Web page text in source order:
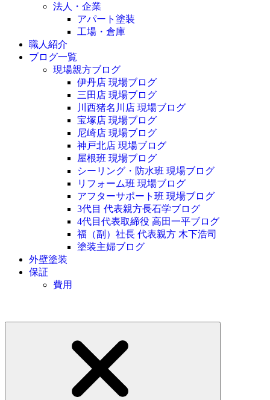
法人・企業
アパート塗装
工場・倉庫
職人紹介
ブログ一覧
現場親方ブログ
伊丹店 現場ブログ
三田店 現場ブログ
川西猪名川店 現場ブログ
宝塚店 現場ブログ
尼崎店 現場ブログ
神戸北店 現場ブログ
屋根班 現場ブログ
シーリング・防水班 現場ブログ
リフォーム班 現場ブログ
アフターサポート班 現場ブログ
3代目 代表親方長石学ブログ
4代目代表取締役 高田一平ブログ
福（副）社長 代表親方 木下浩司
塗装主婦ブログ
外壁塗装
保証
費用